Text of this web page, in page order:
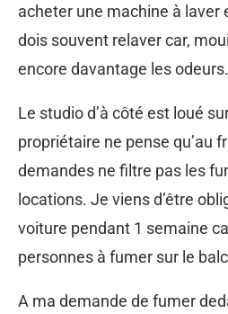
acheter une machine à laver
dois souvent relaver car,
encore davantage les odeurs.
Le studio d’à côté est loué
propriétaire ne pense qu’au
demandes ne filtre pas les
locations. Je viens d’être
voiture pendant 1 semaine
personnes à fumer sur le
A ma demande de fumer